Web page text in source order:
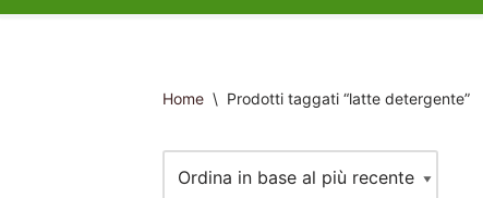
Home \ Prodotti taggati “latte detergente”